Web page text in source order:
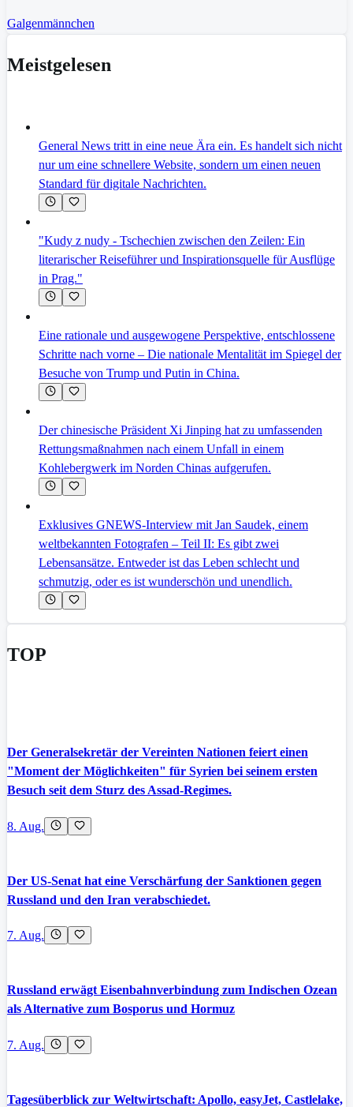
Galgenmännchen
Meistgelesen
General News tritt in eine neue Ära ein. Es handelt sich nicht
nur um eine schnellere Website, sondern um einen neuen
Standard für digitale Nachrichten.
"Kudy z nudy - Tschechien zwischen den Zeilen: Ein
literarischer Reiseführer und Inspirationsquelle für Ausflüge
in Prag."
Eine rationale und ausgewogene Perspektive, entschlossene
Schritte nach vorne – Die nationale Mentalität im Spiegel der
Besuche von Trump und Putin in China.
Der chinesische Präsident Xi Jinping hat zu umfassenden
Rettungsmaßnahmen nach einem Unfall in einem
Kohlebergwerk im Norden Chinas aufgerufen.
Exklusives GNEWS-Interview mit Jan Saudek, einem
weltbekannten Fotografen – Teil II: Es gibt zwei
Lebensansätze. Entweder ist das Leben schlecht und
schmutzig, oder es ist wunderschön und unendlich.
TOP
Der Generalsekretär der Vereinten Nationen feiert einen
"Moment der Möglichkeiten" für Syrien bei seinem ersten
Besuch seit dem Sturz des Assad-Regimes.
8. Aug.
Der US-Senat hat eine Verschärfung der Sanktionen gegen
Russland und den Iran verabschiedet.
7. Aug.
Russland erwägt Eisenbahnverbindung zum Indischen Ozean
als Alternative zum Bosporus und Hormuz
7. Aug.
Tagesüberblick zur Weltwirtschaft: Apollo, easyJet, Castlelake,